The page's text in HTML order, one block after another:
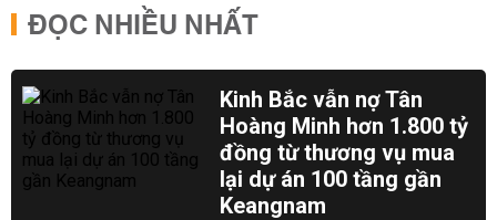
ĐỌC NHIỀU NHẤT
Kinh Bắc vẫn nợ Tân
Hoàng Minh hơn 1.800 tỷ
đồng từ thương vụ mua
lại dự án 100 tầng gần
Keangnam